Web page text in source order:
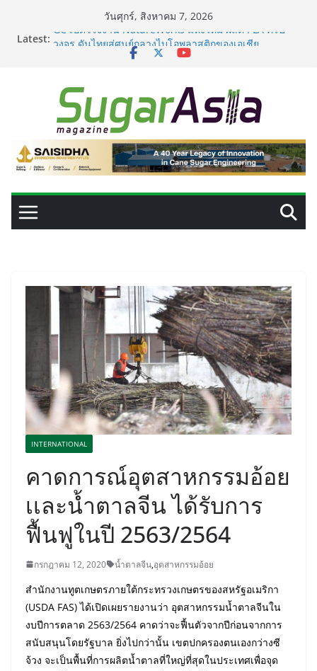
วันศุกร์, สิงหาคม 7, 2026
Latest: GC เปิดโรงงาน NatureWorks แห่งใหม่ ผลิต PLA ครบ
วงจร ดันไทยสู่ศูนย์กลางไบโอพลาสติกของเอเชีย
เครื่องแยกสีความแม่นยำสูง ยกระดับคุณภาพน้ำตาลและ
ประสิทธิภาพการผลิต
VEGAPULS Air: โซลูชันอัจฉริยะสำหรับการบริหารจัดการ
ถังเก็บในอุตสาหกรรมน้ำตาล
เปลี่ยนของเสียจากน้ำตาลสู่โปรตีน: Planetary เดินหน้า
ขยายนวัตกรรมด้านเทคโนโลยีอาหาร
INTERNATIONAL
คาดการณ์อุตสาหกรรมอ้อย
เเละน้ำตาลจีน ได้รับการ
ฟื้นฟูในปี 2563/2564
กรกฎาคม 12, 2020 น้ำตาลจีน,อุตสาหกรรมอ้อย
สำนักงานทูตเกษตรภายใต้กระทรวงเกษตรของสหรัฐอเมริกา
(USDA FAS) ได้เปิดเผยรายงานว่า อุตสาหกรรมน้ำตาลจีนใน
งบปีการตลาด 2563/2564 คาดว่าจะฟื้นตัวจากปีก่อนจากการ
สนับสนุนโดยรัฐบาล ยิ่งไปกว่านั้น เขตปกครองตนเองกว่างซี
จ้วง จะเป็นพื้นที่การผลิตน้ำตาลที่ใหญ่ที่สุดในประเทศเพื่อจุด